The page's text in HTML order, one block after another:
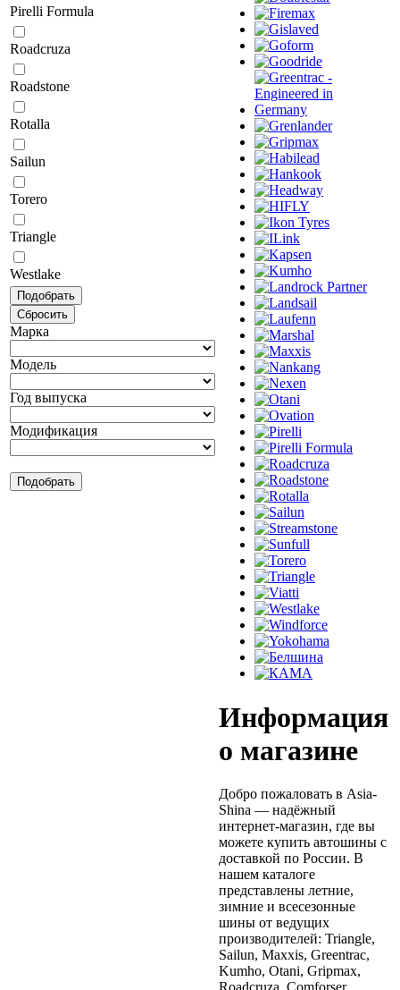
Pirelli Formula
Roadcruza
Roadstone
Rotalla
Sailun
Torero
Triangle
Westlake
Марка
Модель
Год выпуска
Модификация
Информация
о магазине
Добро пожаловать в Asia-
Shina — надёжный
интернет-магазин, где вы
можете купить автошины с
доставкой по России. В
нашем каталоге
представлены летние,
зимние и всесезонные
шины от ведущих
производителей: Triangle,
Sailun, Maxxis, Greentrac,
Kumho, Otani, Gripmax,